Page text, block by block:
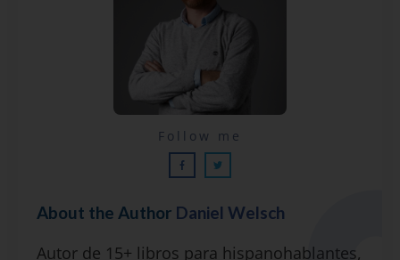
Lecciones por email...
Suscríbete y recibirás 2 o 3 lecciones
gratuitas por semana, además de la guía
About the Author Daniel Welsch
Autor de 15+ libros para hispanohablantes,
Follow me